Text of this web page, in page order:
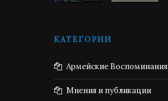
КАТЕГОРИИ
Армейские Воспоминания
Мнения и публикации